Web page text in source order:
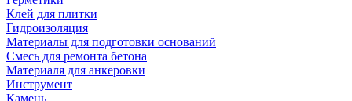
Клей для плитки
Гидроизоляция
Материалы для подготовки оснований
Смесь для ремонта бетона
Материаля для анкеровки
Инструмент
Камень